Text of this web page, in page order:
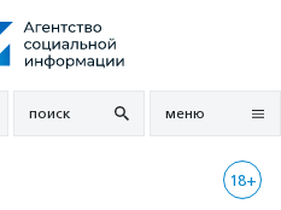
поиск меню
18+